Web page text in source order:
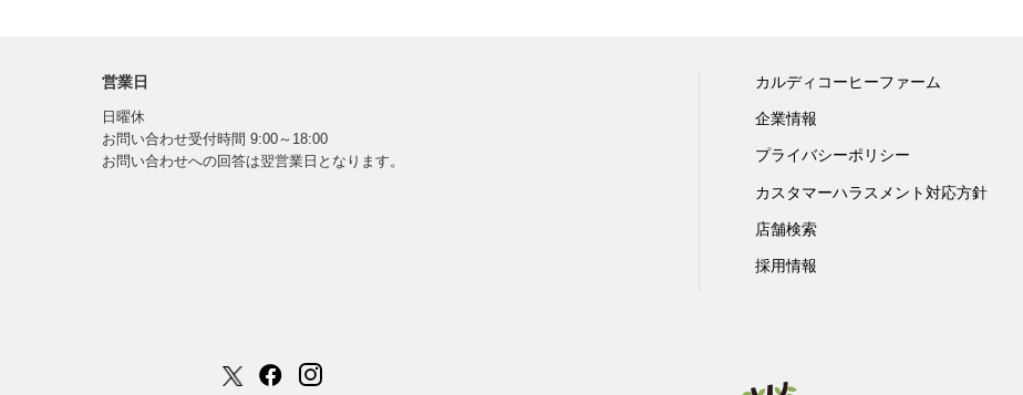
営業日
日曜休
お問い合わせ受付時間 9:00～18:00
お問い合わせへの回答は翌営業日となります。
カルディコーヒーファーム
企業情報
プライバシーポリシー
カスタマーハラスメント対応方針
店舗検索
採用情報